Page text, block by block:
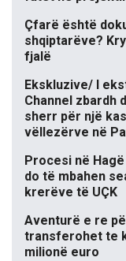
Çfarë është
shqiptarëve?
fjalë
Ekskluzive/ I
Channel zbardh
sherr për një
vëllezërve në
Procesi në
do të mbahen
krerëve të UÇK
Aventurë e re
transferohet te
milionë euro